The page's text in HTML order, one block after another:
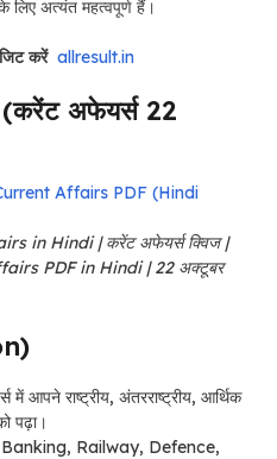
अत्यंत महत्वपूर्ण हैं।
करें allresult.in
अफेयर्स 22
Affairs PDF (Hindi
in Hindi | करेंट अफेयर्स क्विज |
PDF in Hindi | 22 अक्टूबर
राष्ट्रीय, अंतरराष्ट्रीय, आर्थिक
पढ़ा।
Banking, Railway, Defence,